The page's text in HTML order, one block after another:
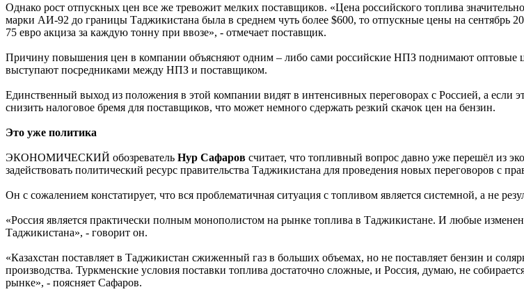
Однако рост отпускных цен все же тревожит мелких поставщиков. «Цена российского топлива
марки АИ-92 до границы Таджикистана была в среднем чуть более $600, то отпускные цены на сентябрь
75 евро акциза за каждую тонну при ввозе», - отмечает поставщик.
Причину повышения цен в компании объясняют одним – либо сами российские НПЗ поднимают оптовые
выступают посредниками между НПЗ и поставщиком.
Единственный выход из положения в этой компании видят в интенсивных переговорах с Россией, а если
снизить налоговое бремя для поставщиков, что может немного сдержать резкий скачок цен на бензин.
Это уже политика
ЭКОНОМИЧЕСКИЙ обозреватель Нур Сафаров считает, что топливный вопрос давно уже перешёл из
задействовать политический ресурс правительства Таджикистана для проведения новых переговоров с
Он с сожалением констатирует, что вся проблематичная ситуация с топливом является системной, а не
«Россия является практически полным монополистом на рынке топлива в Таджикистане. И любые
Таджикистана», - говорит он.
«Казахстан поставляет в Таджикистан сжиженный газ в больших объемах, но не поставляет бензин и
производства. Туркменские условия поставки топлива достаточно сложные, и Россия, думаю, не
рынке», - поясняет Сафаров.